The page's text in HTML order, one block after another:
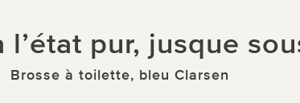
l’état pur, jusque
Brosse à toilette, bleu Clarsen